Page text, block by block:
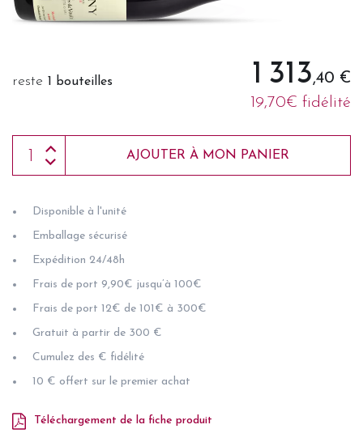
reste 1 bouteilles 1 313,40 €
19,70€ fidélité
AJOUTER À MON PANIER
Disponible à l'unité
Emballage sécurisé
Expédition 24/48h
Frais de port 9,90€ jusqu’à 100€
Frais de port 12€ de 101€ à 300€
Gratuit à partir de 300 €
Cumulez des € fidélité
10 € offert sur le premier achat
Téléchargement de la fiche produit